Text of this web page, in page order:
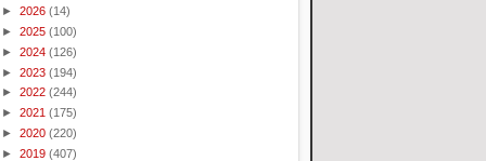
► 2026 (14)
► 2025 (100)
► 2024 (126)
► 2023 (194)
► 2022 (244)
► 2021 (175)
► 2020 (220)
► 2019 (407)